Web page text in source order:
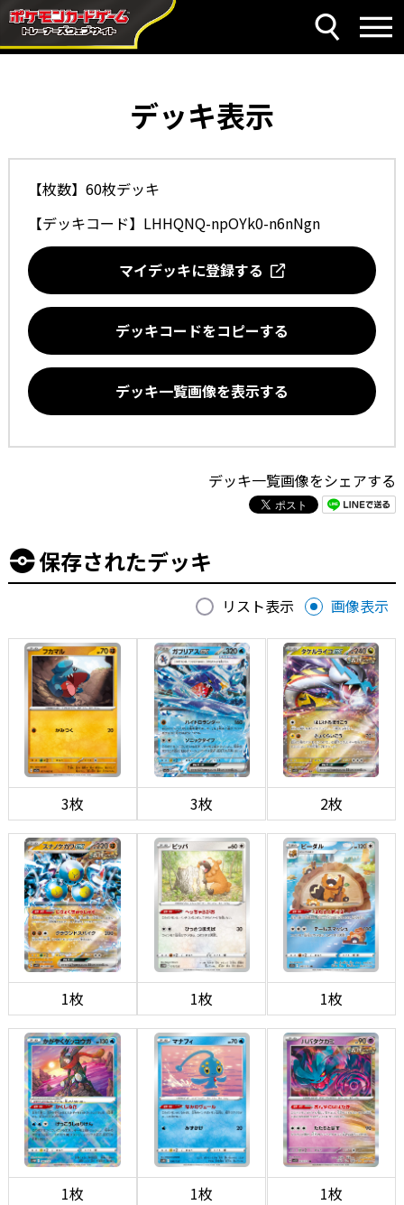
デッキ表示
【枚数】60枚デッキ
【デッキコード】 LHHQNQ-npOYk0-n6nNgn
マイデッキに登録する
デッキコードをコピーする
デッキ一覧画像を表示する
デッキ一覧画像をシェアする
保存されたデッキ
リスト表示 画像表示
3枚 3枚 2枚
1枚 1枚 1枚
1枚 1枚 1枚